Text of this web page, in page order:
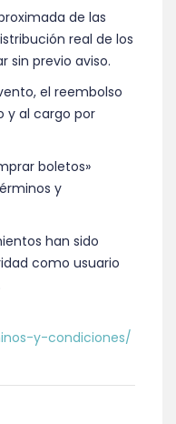
de las
real de los
sin previo aviso.
el reembolso
y al cargo por
boletos»
y
han sido
como usuario
y-condiciones/